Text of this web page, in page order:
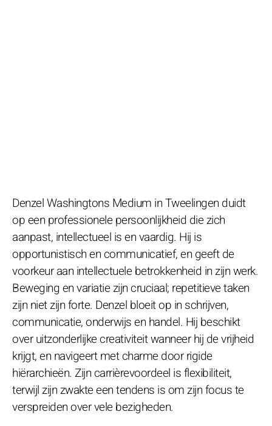
Denzel Washingtons Medium in Tweelingen duidt
op een professionele persoonlijkheid die zich
aanpast, intellectueel is en vaardig. Hij is
opportunistisch en communicatief, en geeft de
voorkeur aan intellectuele betrokkenheid in zijn werk.
Beweging en variatie zijn cruciaal; repetitieve taken
zijn niet zijn forte. Denzel bloeit op in schrijven,
communicatie, onderwijs en handel. Hij beschikt
over uitzonderlijke creativiteit wanneer hij de vrijheid
krijgt, en navigeert met charme door rigide
hiërarchieën. Zijn carrièrevoordeel is flexibiliteit,
terwijl zijn zwakte een tendens is om zijn focus te
verspreiden over vele bezigheden.